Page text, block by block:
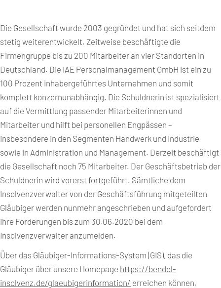
Die Gesellschaft wurde 2003 gegründet und hat sich seitdem
stetig weiterentwickelt. Zeitweise beschäftigte die
Firmengruppe bis zu 200 Mitarbeiter an vier Standorten in
Deutschland. Die IAE Personalmanagement GmbH ist ein zu
100 Prozent inhabergeführtes Unternehmen und somit
komplett konzernunabhängig. Die Schuldnerin ist spezialisiert
auf die Vermittlung passender Mitarbeiterinnen und
Mitarbeiter und hilft bei personellen Engpässen –
insbesondere in den Segmenten Handwerk und Industrie
sowie in Administration und Management. Derzeit beschäftigt
die Gesellschaft noch 75 Mitarbeiter. Der Geschäftsbetrieb der
Schuldnerin wird vorerst fortgeführt. Sämtliche dem
Insolvenzverwalter von der Geschäftsführung mitgeteilten
Gläubiger werden nunmehr angeschrieben und aufgefordert
ihre Forderungen bis zum 30.06.2020 bei dem
Insolvenzverwalter anzumelden.
Über das Gläubiger-Informations-System (GIS), das die
Gläubiger über unsere Homepage https://bendel-
insolvenz.de/glaeubigerinformation/ erreichen können,